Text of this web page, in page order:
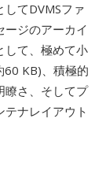
てDVMSファ
ージのアーカイ
して、極めて小
60 KB)、積極的
瞭さ、そしてプ
ナレイアウト